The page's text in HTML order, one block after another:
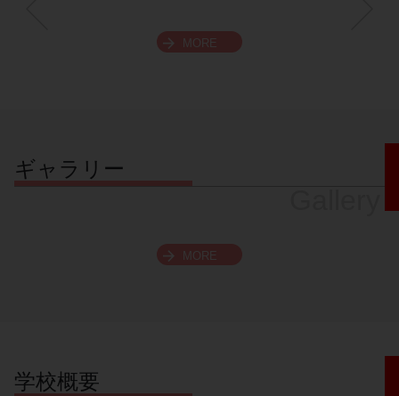
スクロールできます
MORE
ギャラリー
MORE
学校概要